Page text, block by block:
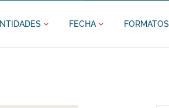
FECHA FORMATOS